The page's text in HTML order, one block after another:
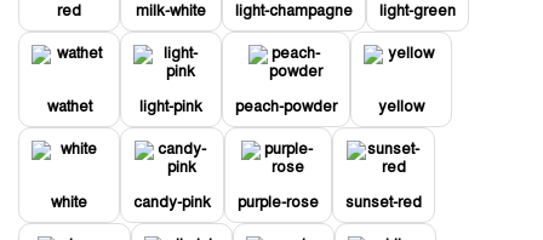
red milk-white light-champagne light-green
wathet light-pink peach-powder yellow
white candy-pink purple-rose sunset-red